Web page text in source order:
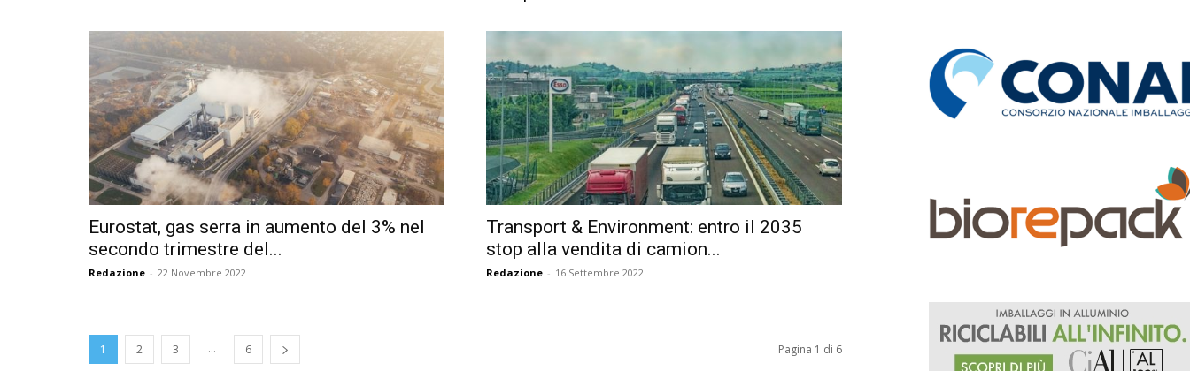
Eurostat, gas serra in aumento del 3% nel
secondo trimestre del...
Redazione - 22 Novembre 2022
Transport & Environment: entro il 2035
stop alla vendita di camion...
Redazione - 16 Settembre 2022
1 2 3 ... 6 Pagina 1 di 6